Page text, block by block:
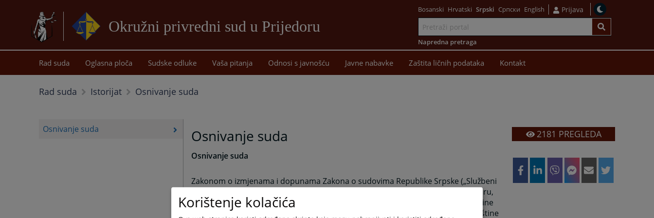
Okružni privredni sud u Prijedoru
sadržaj
Bosanski Hrvatski Srpski Српски English Prijava
Napredna pretraga
Rad suda Oglasna ploča Sudske odluke Vaša pitanja Odnosi s javnošću Javne nabavke Zaštita ličnih podataka Kontakt
Rad suda Istorijat Osnivanje suda
Osnivanje suda Osnivanje suda
Osnivanje suda
Zakonom o izmjenama i dopunama Zakona o sudovima Republike Srpske („Službeni
glasnik Republike Srpske“, br. 44/15), osnovan je Okružni privredni sud u Prijedoru,
za područje koje pokriva Okružni sud u Prijedoru (područje grada Prijedor, opštine
Oštra Luka, opštine Kozarska Dubica, opštine Novi Grad, opštine Kostajnica, opštine
2181 PREGLEDA
Korištenje kolačića